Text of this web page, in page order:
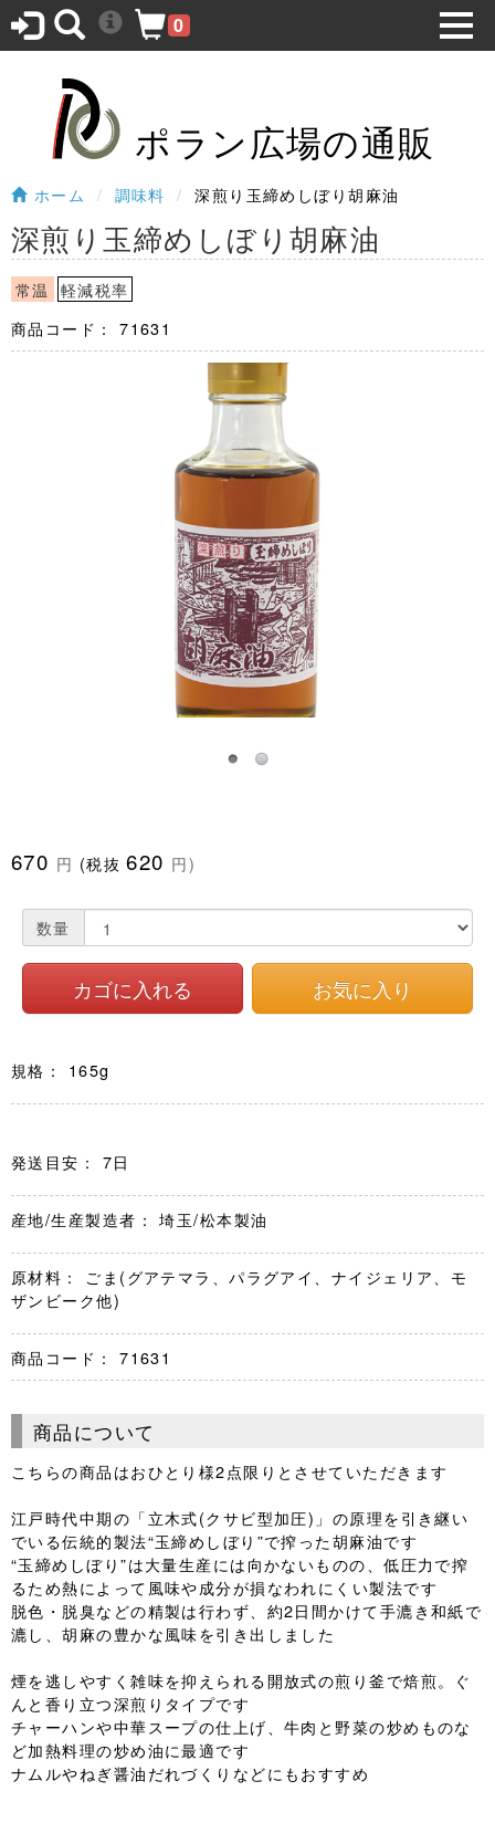
ポラン広場の通販
0
ホーム 調味料 深煎り玉締めしぼり胡麻油
深煎り玉締めしぼり胡麻油
常温
軽減税率
商品コード：
71631
670 円 (税抜 620 円)
数量
規格： 165g
発送目安： 7日
産地/生産製造者： 埼玉/松本製油
原材料： ごま(グアテマラ、パラグアイ、ナイジェリア、モ
ザンビーク他)
商品コード： 71631
商品について
こちらの商品はおひとり様2点限りとさせていただきます
江戸時代中期の「立木式(クサビ型加圧)」の原理を引き継い
でいる伝統的製法“玉締めしぼり”で搾った胡麻油です
“玉締めしぼり”は大量生産には向かないものの、低圧力で搾
るため熱によって風味や成分が損なわれにくい製法です
脱色・脱臭などの精製は行わず、約2日間かけて手漉き和紙で
漉し、胡麻の豊かな風味を引き出しました
煙を逃しやすく雑味を抑えられる開放式の煎り釜で焙煎。ぐ
んと香り立つ深煎りタイプです
チャーハンや中華スープの仕上げ、牛肉と野菜の炒めものな
ど加熱料理の炒め油に最適です
ナムルやねぎ醤油だれづくりなどにもおすすめ